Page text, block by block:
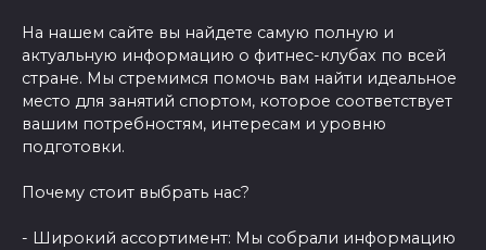
На нашем сайте вы найдете самую полную и
актуальную информацию о фитнес-клубах по всей
стране. Мы стремимся помочь вам найти идеальное
место для занятий спортом, которое соответствует
вашим потребностям, интересам и уровню
подготовки.
Почему стоит выбрать нас?
- Широкий ассортимент: Мы собрали информацию